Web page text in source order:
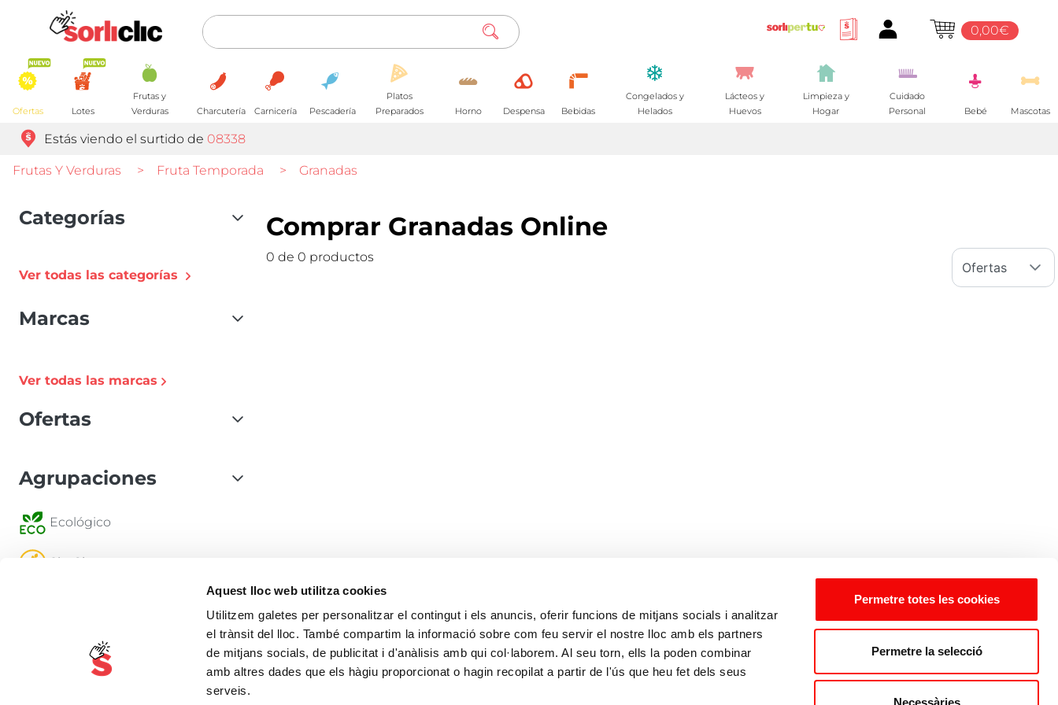
Aquest lloc web utilitza cookies
Utilitzem galetes per personalitzar el contingut i els anuncis, oferir funcions de mitjans socials i analitzar
el trànsit del lloc. També compartim la informació sobre com feu servir el nostre lloc amb els partners
de mitjans socials, de publicitat i d'anàlisis amb qui col·laborem. Al seu torn, ells la poden combinar
amb altres dades que els hàgiu proporcionat o hagin recopilat a partir de l'ús que heu fet dels seus
serveis.
Permetre totes les cookies
Permetre la selecció
Necessàries
0,00€
Ofertas Lotes
Frutas y
Verduras
Charcutería Carnicería Pescadería
Platos
Preparados
Horno Despensa Bebidas
Congelados y
Helados
Lácteos y
Huevos
Limpieza y
Hogar
Cuidado
Personal
Bebé Mascotas
Estás viendo el surtido de 08338
Frutas Y Verduras > Fruta Temporada > Granadas
Categorías
Ver todas las categorías
Marcas
Ver todas las marcas
Ofertas
Agrupaciones
Ecológico
Sin Gluten
Vegano
Comprar Granadas Online
0 de 0 productos
Ofertas